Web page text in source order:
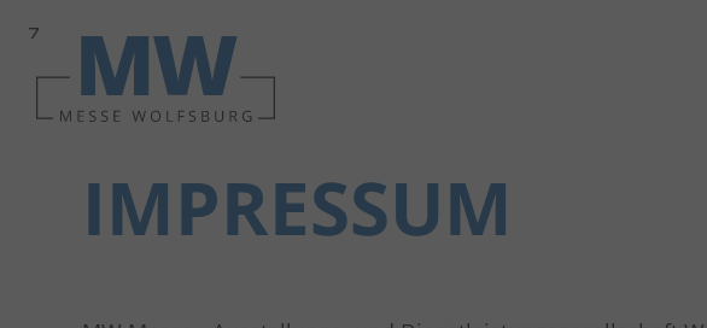
Zur
Navigation
Zur
Suche
Zum
Hauptinhalt
IMPRESSUM